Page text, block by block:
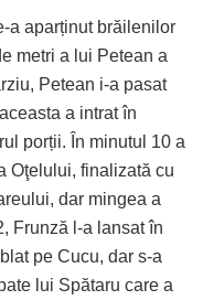
a aparținut brăilenilor
metri a lui Petean a
Petean i-a pasat
a intrat în
porții. În minutul 10 a
Oţelului, finalizată cu
dar mingea a
Frunză l-a lansat în
pe Cucu, dar s-a
lui Spătaru care a